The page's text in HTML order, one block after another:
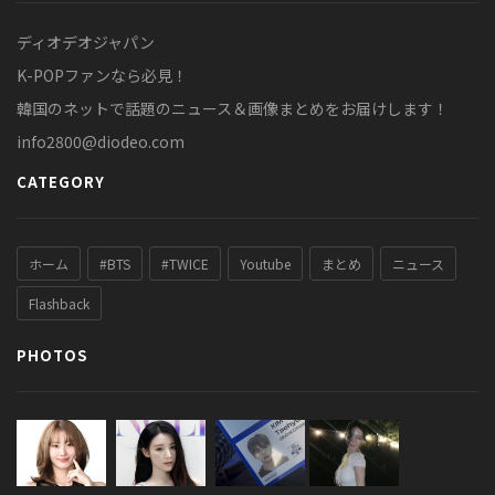
ディオデオジャパン
K-POPファンなら必見！
韓国のネットで話題のニュース＆画像まとめをお届けします！
info2800@diodeo.com
CATEGORY
ホーム #BTS #TWICE Youtube まとめ ニュース
Flashback
PHOTOS